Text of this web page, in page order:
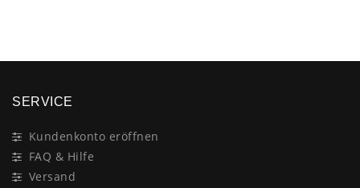
SERVICE
Kundenkonto eröffnen
FAQ & Hilfe
Versand